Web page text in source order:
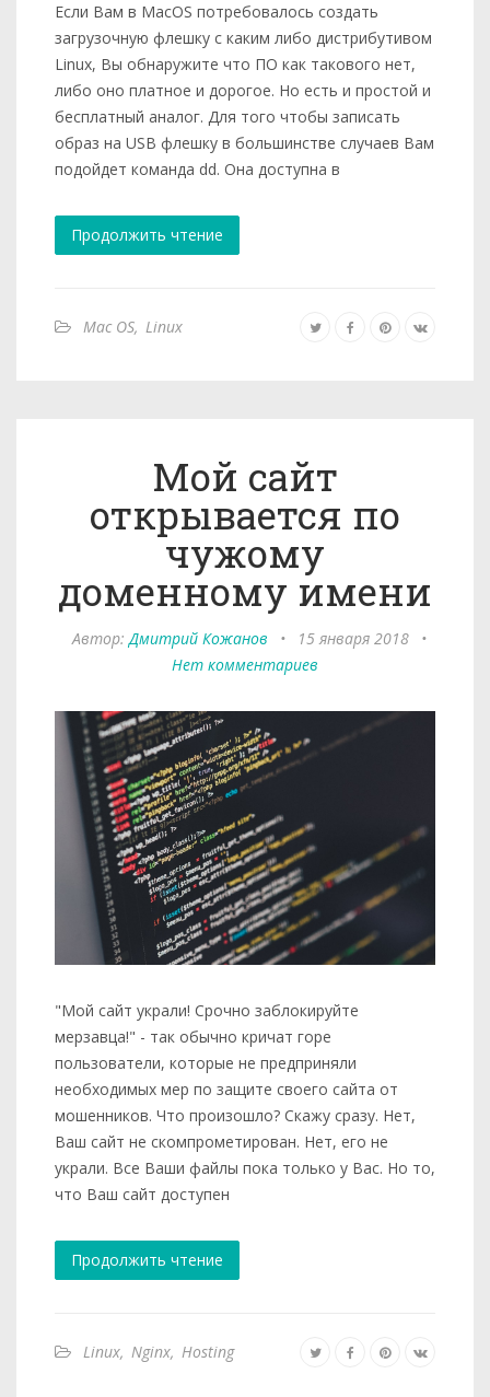
Если Вам в MacOS потребовалось создать
загрузочную флешку с каким либо дистрибутивом
Linux, Вы обнаружите что ПО как такового нет,
либо оно платное и дорогое. Но есть и простой и
бесплатный аналог. Для того чтобы записать
образ на USB флешку в большинстве случаев Вам
подойдет команда dd. Она доступна в
Продолжить чтение
Mac OS, Linux
Мой сайт
открывается по
чужому
доменному имени
Автор:Дмитрий Кожанов • 15 января 2018
•
Нет комментариев
"Мой сайт украли! Срочно заблокируйте
мерзавца!" - так обычно кричат горе
пользователи, которые не предприняли
необходимых мер по защите своего сайта от
мошенников. Что произошло? Скажу сразу. Нет,
Ваш сайт не скомпрометирован. Нет, его не
украли. Все Ваши файлы пока только у Вас. Но то,
что Ваш сайт доступен
Продолжить чтение
Linux, Nginx, Hosting